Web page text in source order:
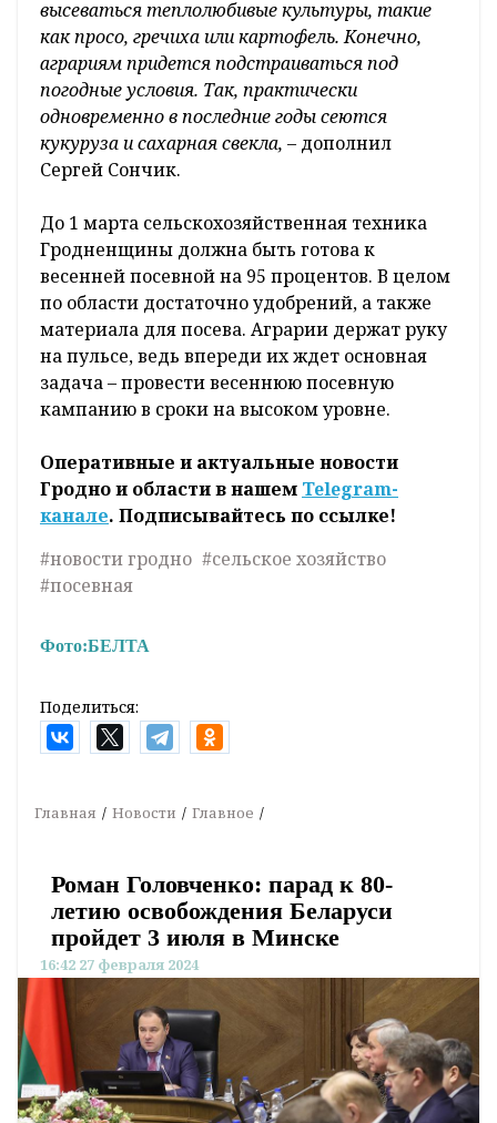
высеваться теплолюбивые культуры, такие
как просо, гречиха или картофель. Конечно,
аграриям придется подстраиваться под
погодные условия. Так, практически
одновременно в последние годы сеются
кукуруза и сахарная свекла, – дополнил
Сергей Сончик.
До 1 марта сельскохозяйственная техника
Гродненщины должна быть готова к
весенней посевной на 95 процентов. В целом
по области достаточно удобрений, а также
материала для посева. Аграрии держат руку
на пульсе, ведь впереди их ждет основная
задача – провести весеннюю посевную
кампанию в сроки на высоком уровне.
Оперативные и актуальные новости
Гродно и области в нашем Telegram-
канале. Подписывайтесь по ссылке!
#новости гродно #сельское хозяйство
#посевная
Фото:БЕЛТА
Поделиться:
Главная Новости Главное
Роман Головченко: парад к 80-
летию освобождения Беларуси
пройдет 3 июля в Минске
16:42 27 февраля 2024